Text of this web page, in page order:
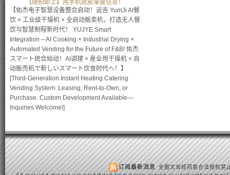
【随拍即上】用手机就能掌握信息！
【佑杰电子智慧设备整合启动！运吉 YumJi AI餐
饮 × 工业级干燥机 × 全自动贩卖机，打造无人餐
饮与智慧制程新时代！ YUJYE Smart
Integration – AI Cooking × Industrial Drying ×
Automated Vending for the Future of F&B! 佑杰
スマート统合始动！AI调理 × 産业用干燥机 × 自
动贩売机で新しいスマート饮食时代へ！】
[Third-Generation Instant Heating Catering
Vending System: Leasing, Rent-to-Own, or
Purchase. Custom Development Available—
Inquiries Welcome!]
订阅最新消息 全图文非经同意合法授权禁